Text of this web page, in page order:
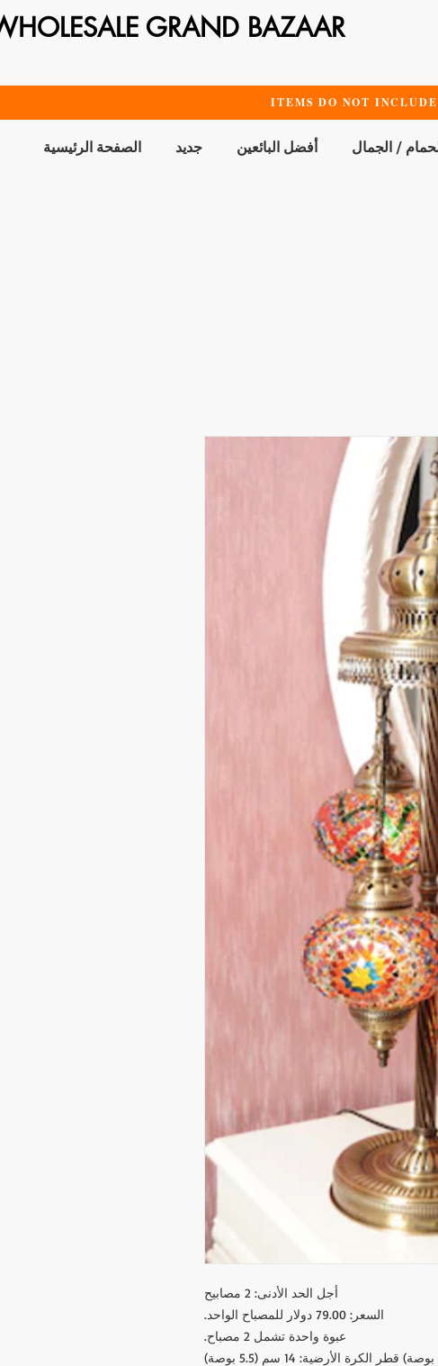
GRAND BAZAAR
ITEMS DO NOT
الصفحة الرئيسية جديد أفضل البائعين / الجمال
أجل الحد الأدنى: 2 مصابيح
السعر: 79.00 دولار للمصباح الواحد.
عبوة واحدة تشمل 2 مصباح.